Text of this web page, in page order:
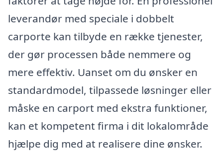
leverandør med speciale i dobbelt
carporte kan tilbyde en række tjenester,
der gør processen både nemmere og
mere effektiv. Uanset om du ønsker en
standardmodel, tilpassede løsninger eller
måske en carport med ekstra funktioner,
kan et kompetent firma i dit lokalområde
hjælpe dig med at realisere dine ønsker.